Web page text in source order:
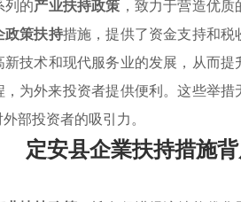
列的产业扶持政策 ，致力于营造优
政策扶持措施，提供了资金支持和
新技术和现代服务业的发展，从而
为外来投资者提供便利。这些举
部投资者的吸引力。
定安县企業扶持措施